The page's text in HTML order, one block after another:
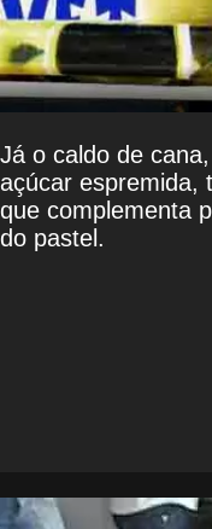
Já o caldo de
açúcar espremida,
que complementa
do pastel.